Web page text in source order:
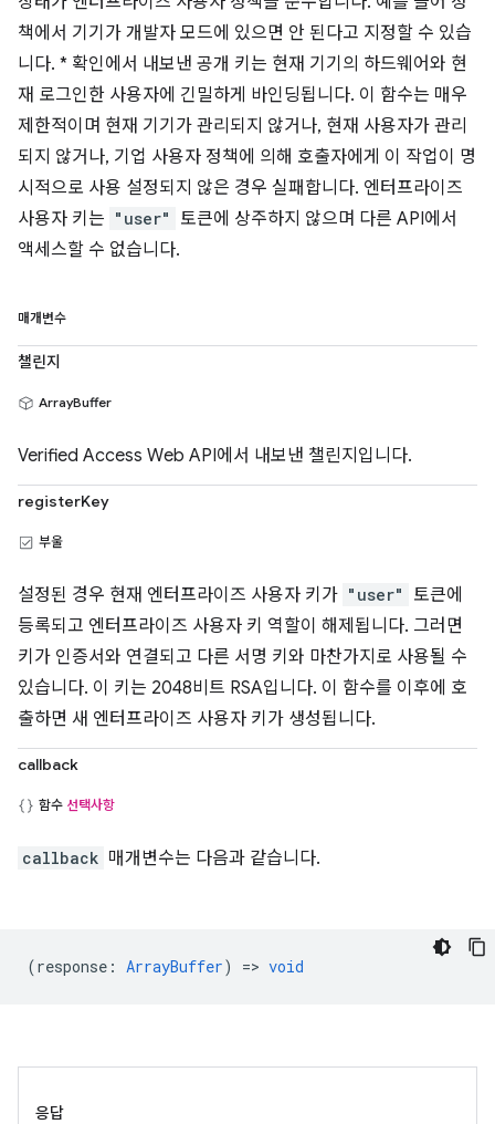
책에서 기기가 개발자 모드에 있으면 안 된다고 지정할 수 있습
니다. * 확인에서 내보낸 공개 키는 현재 기기의 하드웨어와 현
재 로그인한 사용자에 긴밀하게 바인딩됩니다. 이 함수는 매우
제한적이며 현재 기기가 관리되지 않거나, 현재 사용자가 관리
되지 않거나, 기업 사용자 정책에 의해 호출자에게 이 작업이 명
시적으로 사용 설정되지 않은 경우 실패합니다. 엔터프라이즈
사용자 키는 "user"
토큰에 상주하지 않으며 다른 API에서
액세스할 수 없습니다.
매개변수
챌린지
ArrayBuffer
Verified Access Web API에서 내보낸 챌린지입니다.
registerKey
부울
설정된 경우 현재 엔터프라이즈 사용자 키가 "user"
토큰에
등록되고 엔터프라이즈 사용자 키 역할이 해제됩니다. 그러면
키가 인증서와 연결되고 다른 서명 키와 마찬가지로 사용될 수
있습니다. 이 키는 2048비트 RSA입니다. 이 함수를 이후에 호
출하면 새 엔터프라이즈 사용자 키가 생성됩니다.
callback
함수 선택사항
callback 매개변수는 다음과 같습니다.
(response : ArrayBuffer) => void
응답